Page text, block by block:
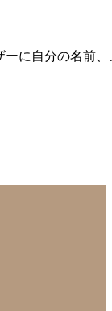
に自分の名前